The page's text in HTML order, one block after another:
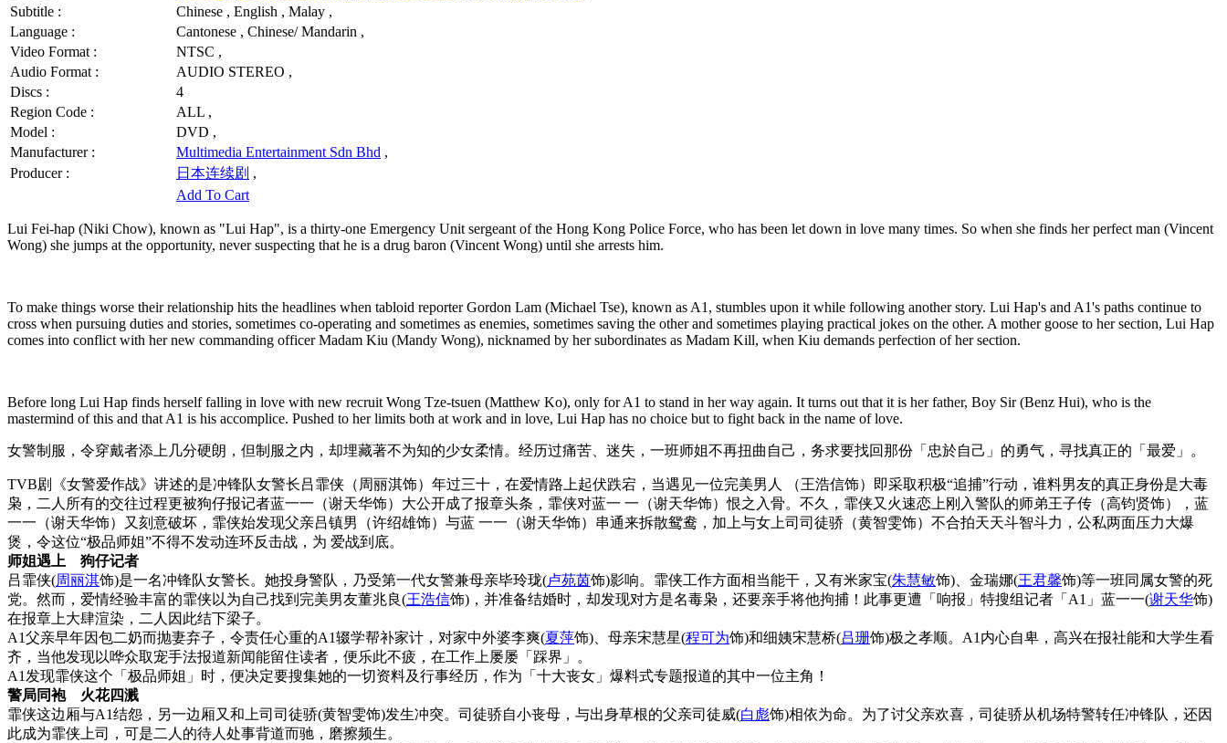
Subtitle :
Chinese , English , Malay ,
Language :
Cantonese , Chinese/ Mandarin ,
Video Format :
NTSC ,
Audio Format :
AUDIO STEREO ,
Discs :
4
Region Code :
ALL ,
Model :
DVD ,
Manufacturer :
Multimedia Entertainment Sdn Bhd ,
Producer :
日本连续剧 ,
Add To Cart
Lui Fei-hap (Niki Chow), known as "Lui Hap", is a thirty-one Emergency Unit sergeant of the Hong Kong Police Force, who has been let down in love many times. So when she finds her perfect man (Vincent
Wong) she jumps at the opportunity, never suspecting that he is a drug baron (Vincent Wong) until she arrests him.
To make things worse their relationship hits the headlines when tabloid reporter Gordon Lam (Michael Tse), known as A1, stumbles upon it while following another story. Lui Hap's and A1's paths continue to
cross when pursuing duties and stories, sometimes co-operating and sometimes as enemies, sometimes saving the other and sometimes playing practical jokes on the other. A mother goose to her section, Lui Hap
comes into conflict with her new commanding officer Madam Kiu (Mandy Wong), nicknamed by her subordinates as Madam Kill, when Kiu demands perfection of her section.
Before long Lui Hap finds herself falling in love with new recruit Wong Tze-tsuen (Matthew Ko), only for A1 to stand in her way again. It turns out that it is her father, Boy Sir (Benz Hui), who is the
mastermind of this and that A1 is his accomplice. Pushed to her limits both at work and in love, Lui Hap has no choice but to fight back in the name of love.
女警制服，令穿戴者添上几分硬朗，但制服之内，却埋藏著不为知的少女柔情。经历过痛苦、迷失，一班师姐不再扭曲自己，务求要找回那份「忠於自己」的勇气，寻找真正的「最爱」。
TVB剧《女警爱作战》讲述的是冲锋队女警长吕霏侠（周丽淇饰）年过三十，在爱情路上起伏跌宕，当遇见一位完美男人 （王浩信饰）即采取积极“追捕”行动，谁料男友的真正身份是大毒
枭，二人所有的交往过程更被狗仔报记者蓝一一（谢天华饰）大公开成了报章头条，霏侠对蓝一 一（谢天华饰）恨之入骨。不久，霏侠又火速恋上刚入警队的师弟王子传（高钧贤饰），蓝
一一（谢天华饰）又刻意破坏，霏侠始发现父亲吕镇男（许绍雄饰）与蓝 一一（谢天华饰）串通来拆散鸳鸯，加上与女上司司徒骄（黄智雯饰）不合拍天天斗智斗力，公私两面压力大爆
煲，令这位“极品师姐”不得不发动连环反击战，为 爱战到底。
师姐遇上 狗仔记者
吕霏侠(周丽淇饰)是一名冲锋队女警长。她投身警队，乃受第一代女警兼母亲毕玲珑(卢苑茵饰)影响。霏侠工作方面相当能干，又有米家宝(朱慧敏饰)、金瑞娜(王君馨饰)等一班同属女警的死
党。然而，爱情经验丰富的霏侠以为自己找到完美男友董兆良(王浩信饰)，并准备结婚时，却发现对方是名毒枭，还要亲手将他拘捕！此事更遭「响报」特搜组记者「A1」蓝一一(谢天华饰)
在报章上大肆渲染，二人因此结下梁子。
A1父亲早年因包二奶而抛妻弃子，令责任心重的A1辍学帮补家计，对家中外婆李爽(夏萍饰)、母亲宋慧星(程可为饰)和细姨宋慧桥(吕珊饰)极之孝顺。A1内心自卑，高兴在报社能和大学生看
齐，当他发现以哗众取宠手法报道新闻能留住读者，便乐此不疲，在工作上屡屡「踩界」。
A1发现霏侠这个「极品师姐」时，便决定要搜集她的一切资料及行事经历，作为「十大丧女」爆料式专题报道的其中一位主角！
警局同袍 火花四溅
霏侠这边厢与A1结怨，另一边厢又和上司司徒骄(黄智雯饰)发生冲突。司徒骄自小丧母，与出身草根的父亲司徒威(白彪饰)相依为命。为了讨父亲欢喜，司徒骄从机场特警转任冲锋队，还因
此成为霏侠上司，可是二人的待人处事背道而驰，磨擦频生。